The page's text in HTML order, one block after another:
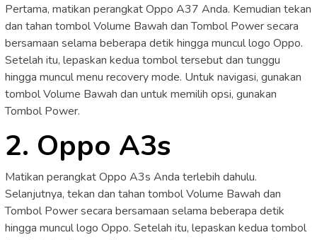
Pertama, matikan perangkat Oppo A37 Anda. Kemudian tekan
dan tahan tombol Volume Bawah dan Tombol Power secara
bersamaan selama beberapa detik hingga muncul logo Oppo.
Setelah itu, lepaskan kedua tombol tersebut dan tunggu
hingga muncul menu recovery mode. Untuk navigasi, gunakan
tombol Volume Bawah dan untuk memilih opsi, gunakan
Tombol Power.
2. Oppo A3s
Matikan perangkat Oppo A3s Anda terlebih dahulu.
Selanjutnya, tekan dan tahan tombol Volume Bawah dan
Tombol Power secara bersamaan selama beberapa detik
hingga muncul logo Oppo. Setelah itu, lepaskan kedua tombol